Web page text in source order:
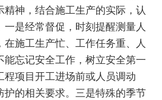
精神，结合施工生产的实际，认
是经常督促，时刻提醒测量人
在施工生产忙、工作任务重、人
能忘记安全工作，树立安全第一
程项目开工进场前或人员调动
护的相关要求。三是特殊的季节